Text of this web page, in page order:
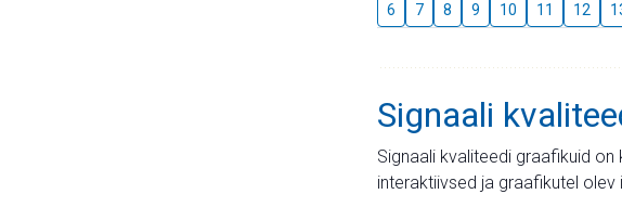
6 7 8 9 10 11 12
Signaali
Signaali kvaliteedi graafikuid
interaktiivsed ja graafikutel olev